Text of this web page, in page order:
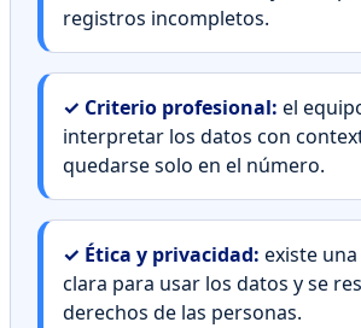
registros incompletos.
✓ Criterio profesional: el
interpretar los datos con
quedarse solo en el número.
✓ Ética y privacidad: existe
clara para usar los datos y se
derechos de las personas.